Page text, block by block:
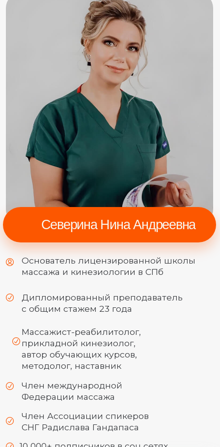
с 2014 года
4 000+ учеников
массажа и кинезиологии в СПб
Дипломированный преподаватель
с общим стажем 23 года
10 000+ подписчиков в соц сетях
Массажист-реабилитолог,
прикладной кинезиолог,
автор обучающих курсов,
методолог, наставник
Член международной
Федерации массажа
Член Ассоциации спикеров
СНГ Радислава Гандапаса
этот вебинар:
Для кого
Специалисты индустрии
красоты
и здоровья
Массажисты лица и тела
Косметологи
Фитнес-тренеры